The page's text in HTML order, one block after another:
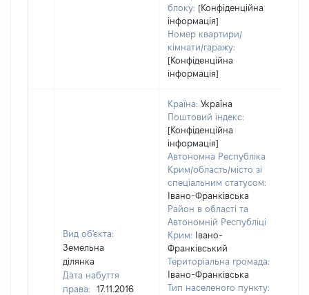
блоку: [Конфіденційна
інформація]
Номер квартири/
кімнати/гаражу:
[Конфіденційна
інформація]
Вид об'єкта:
Земельна
ділянка
Дата набуття
права:
17.11.2016
Країна: Україна
Поштовий індекс:
[Конфіденційна
інформація]
Автономна Республіка
Крим/область/місто зі
спеціальним статусом:
Івано-Франківська
Район в області та
Автономній Республіці
Крим:
Івано-
Франківський
Територіальна громада:
Івано-Франківська
Тип населеного пункту: